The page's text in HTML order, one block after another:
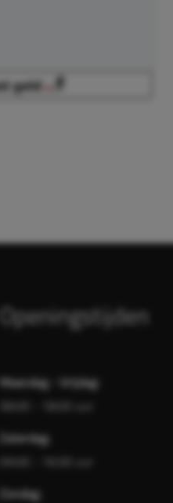
Openingstijden
Maandag - Vrijdag:
08:00 - 18:00 uur
Zaterdag:
Zondag: